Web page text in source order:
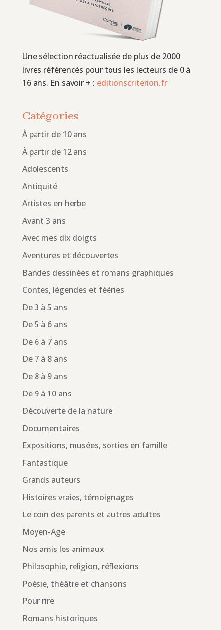
Une sélection réactualisée de plus de 2000
livres référencés pour tous les lecteurs de 0 à
16 ans. En savoir + : editionscriterion.fr
Catégories
À partir de 10 ans
À partir de 12 ans
Adolescents
Antiquité
Artistes en herbe
Avant 3 ans
Avec mes dix doigts
Aventures et découvertes
Bandes dessinées et romans graphiques
Contes, légendes et fééries
De 3 à 5 ans
De 5 à 6 ans
De 6 à 7 ans
De 7 à 8 ans
De 8 à 9 ans
De 9 à 10 ans
Découverte de la nature
Documentaires
Expositions, musées, sorties en famille
Fantastique
Grands auteurs
Histoires vraies, témoignages
Le coin des parents et autres adultes
Moyen-Age
Nos amis les animaux
Philosophie, religion, réflexions
Poésie, théâtre et chansons
Pour rire
Romans historiques